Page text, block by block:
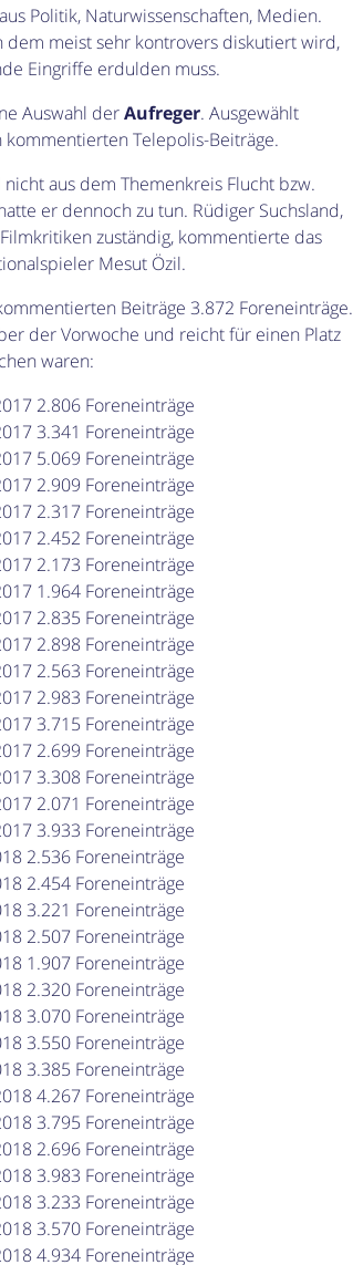
Politik, Naturwissenschaften, Medien.
dem meist sehr kontrovers diskutiert wird,
Eingriffe erdulden muss.
Auswahl derAufreger. Ausgewählt
Telepolis-Beiträge.
aus dem Themenkreis Flucht bzw.
er dennoch zu tun. Rüdiger Suchsland,
zuständig, kommentierte das
Mesut Özil.
Beiträge 3.872 Foreneinträge.
der Vorwoche und reicht für einen Platz
waren:
2.806 Foreneinträge
3.341 Foreneinträge
5.069 Foreneinträge
2.909 Foreneinträge
2.317 Foreneinträge
2.452 Foreneinträge
2.173 Foreneinträge
1.964 Foreneinträge
2.835 Foreneinträge
2.898 Foreneinträge
2.563 Foreneinträge
2.983 Foreneinträge
3.715 Foreneinträge
2.699 Foreneinträge
3.308 Foreneinträge
2.071 Foreneinträge
3.933 Foreneinträge
2.536 Foreneinträge
2.454 Foreneinträge
3.221 Foreneinträge
2.507 Foreneinträge
1.907 Foreneinträge
2.320 Foreneinträge
3.070 Foreneinträge
3.550 Foreneinträge
3.385 Foreneinträge
4.267 Foreneinträge
3.795 Foreneinträge
2.696 Foreneinträge
3.983 Foreneinträge
3.233 Foreneinträge
3.570 Foreneinträge
4.934 Foreneinträge